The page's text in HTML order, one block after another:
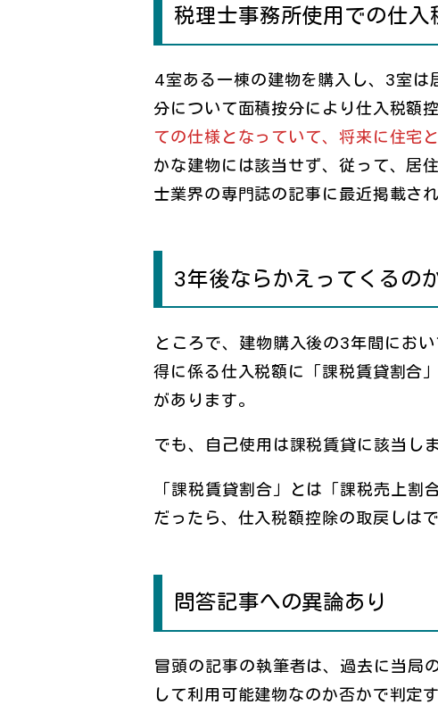
税理士事務所使用での仕入
4室ある一棟の建物を購入し、3室は
分について面積按分により仕入税額
ての仕様となっていて、将来に住宅
かな建物には該当せず、従って、居
士業界の専門誌の記事に最近掲載さ
3年後ならかえってくるの
ところで、建物購入後の3年間にお
得に係る仕入税額に「課税賃貸割合
があります。
でも、自己使用は課税賃貸に該当しま
「課税賃貸割合」とは「課税売上
だったら、仕入税額控除の取戻しはで
問答記事への異論あり
冒頭の記事の執筆者は、過去に当局
して利用可能建物なのか否かで判定